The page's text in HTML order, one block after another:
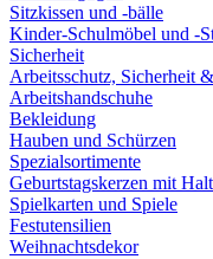
Sitzkissen und -bälle
Kinder-Schulmöbel und -
Sicherheit
Arbeitsschutz, Sicherheit
Arbeitshandschuhe
Bekleidung
Hauben und Schürzen
Spezialsortimente
Geburtstagskerzen mit
Spielkarten und Spiele
Festutensilien
Weihnachtsdekor